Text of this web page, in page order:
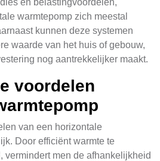
en belastingvoordelen,
warmtepomp zich meestal
kunnen deze systemen
waarde van het huis of gebouw,
nog aantrekkelijker maakt.
voordelen
van een horizontale
Door efficiënt warmte te
vermindert men de afhankelijkheid